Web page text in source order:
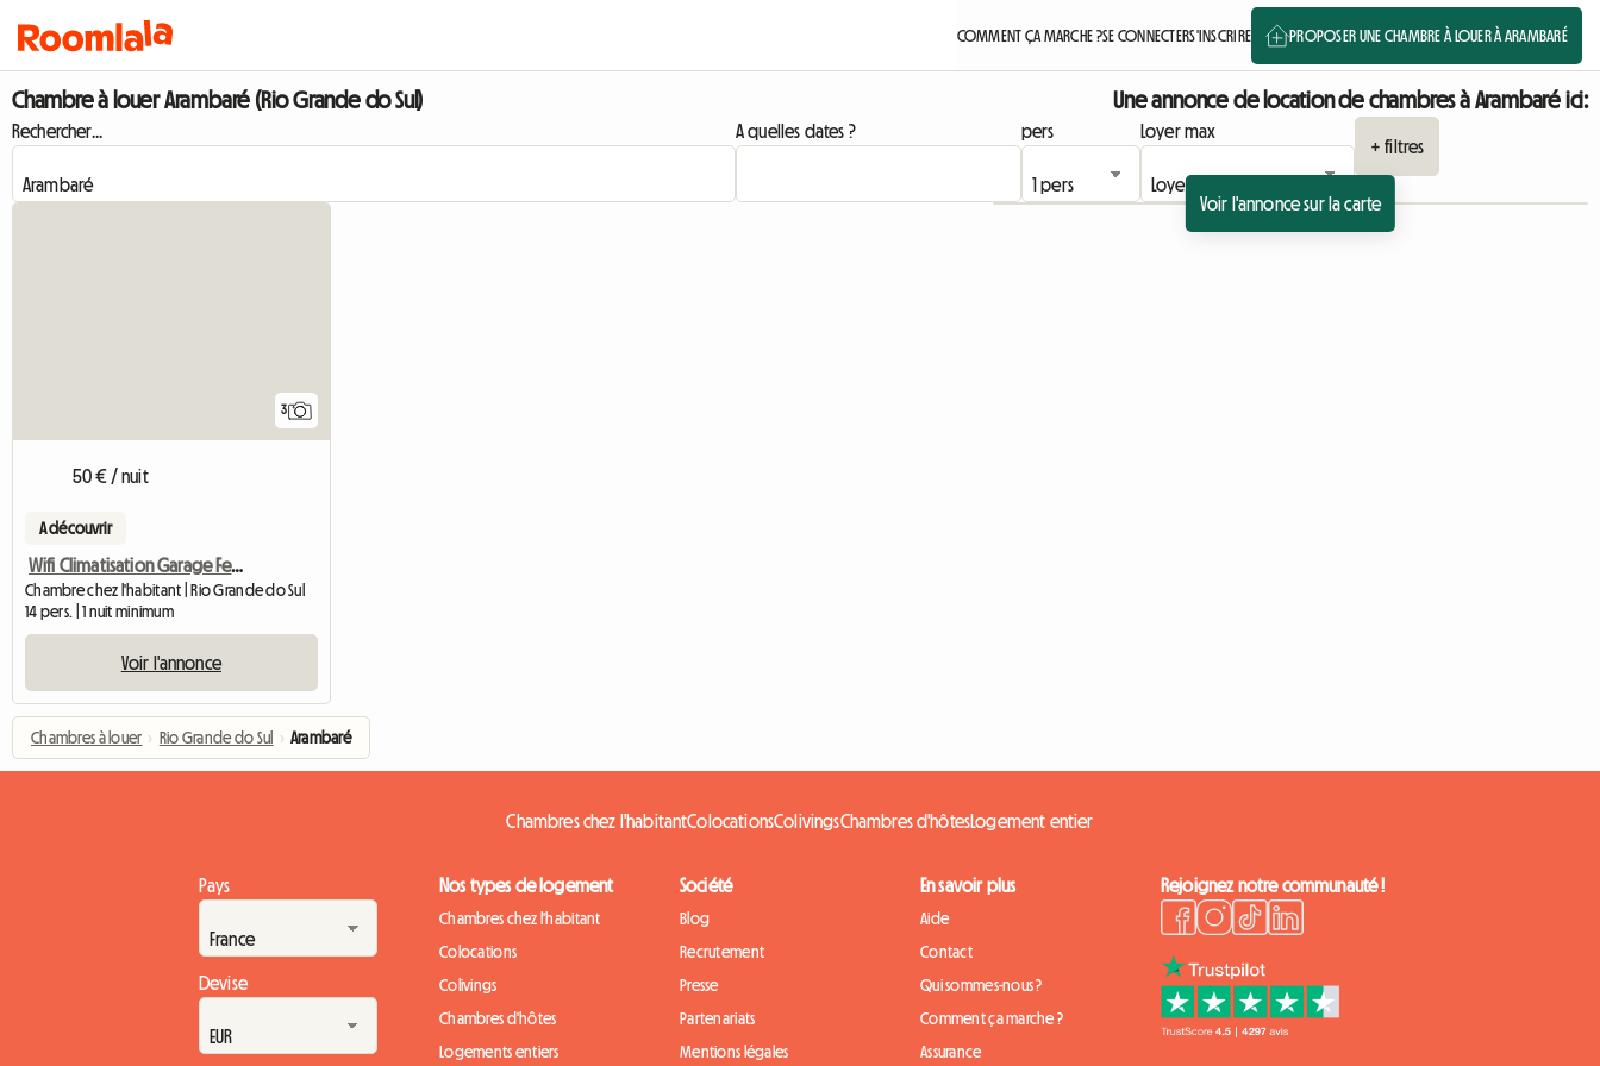
COMMENT ÇA MARCHE ?SE CONNECTERS'INSCRIRE PROPOSER UNE CHAMBRE À LOUER À ARAMBARÉ
Chambre à louer Arambaré (Rio Grande do Sul) Une annonce de location de chambres à Arambaré ici:
Rechercher... A quelles dates ? pers
Loyer max
+ filtres
Voir l'annonce sur la carte
3
50 € / nuit
A découvrir
Wifi Climatisation Garage Fermé
Chambre chez l'habitant | Rio Grande do Sul
14 pers. | 1 nuit minimum
Voir l'annonce
Chambres à louer › Rio Grande do Sul › Arambaré
Chambres chez l'habitantColocationsColivingsChambres d'hôtesLogement entier
Pays
Devise
Nos types de logement
Chambres chez l'habitant
Colocations
Colivings
Chambres d'hôtes
Logements entiers
Société
Blog
Recrutement
Presse
Partenariats
Mentions légales
En savoir plus
Aide
Contact
Qui sommes-nous ?
Comment ça marche ?
Assurance
Rejoignez notre communauté !